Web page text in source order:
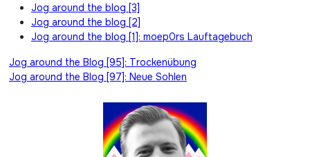
Jog around the blog [3]
Jog around the blog [2]
Jog around the blog [1]: moep0rs Lauftagebuch
Beitragsnavigation
Jog around the Blog [95]: Trockenübung
Jog around the Blog [97]: Neue Sohlen